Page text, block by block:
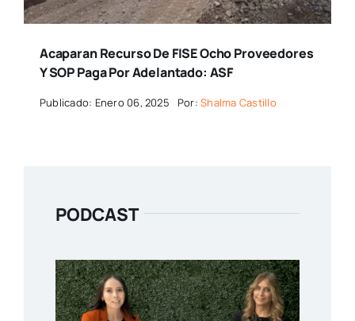
Acaparan Recurso De FISE Ocho Proveedores
Y SOP Paga Por Adelantado: ASF
Publicado: Enero 06, 2025 Por:Shalma Castillo
PODCAST